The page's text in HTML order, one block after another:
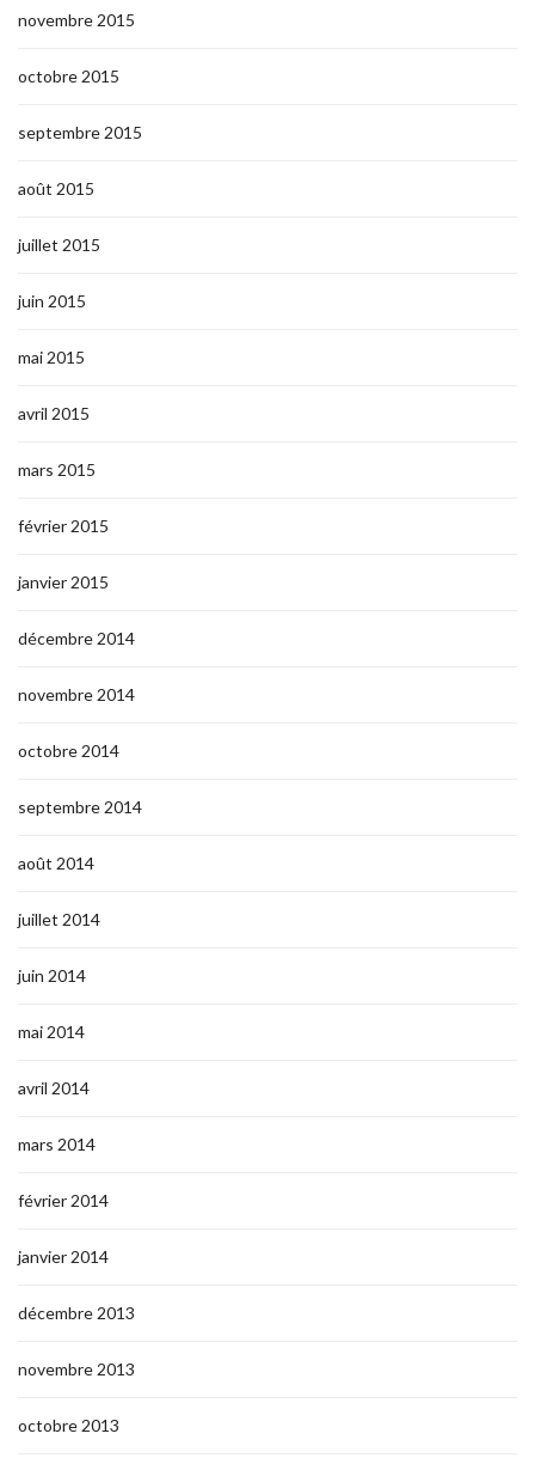
novembre 2015
octobre 2015
septembre 2015
août 2015
juillet 2015
juin 2015
mai 2015
avril 2015
mars 2015
février 2015
janvier 2015
décembre 2014
novembre 2014
octobre 2014
septembre 2014
août 2014
juillet 2014
juin 2014
mai 2014
avril 2014
mars 2014
février 2014
janvier 2014
décembre 2013
novembre 2013
octobre 2013